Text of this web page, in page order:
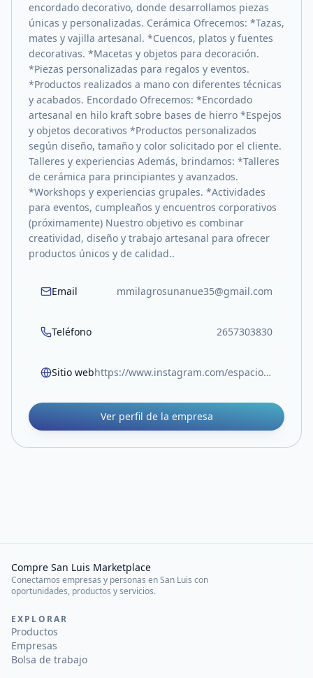
encordado decorativo, donde desarrollamos piezas
únicas y personalizadas. Cerámica Ofrecemos: *Tazas,
mates y vajilla artesanal. *Cuencos, platos y fuentes
decorativas. *Macetas y objetos para decoración.
*Piezas personalizadas para regalos y eventos.
*Productos realizados a mano con diferentes técnicas
y acabados. Encordado Ofrecemos: *Encordado
artesanal en hilo kraft sobre bases de hierro *Espejos
y objetos decorativos *Productos personalizados
según diseño, tamaño y color solicitado por el cliente.
Talleres y experiencias Además, brindamos: *Talleres
de cerámica para principiantes y avanzados.
*Workshops y experiencias grupales. *Actividades
para eventos, cumpleaños y encuentros corporativos
(próximamente) Nuestro objetivo es combinar
creatividad, diseño y trabajo artesanal para ofrecer
productos únicos y de calidad..
Email mmilagrosunanue35@gmail.com
Teléfono 2657303830
Sitio web https://www.instagram.com/espaciocreativojd?igsh=YjJtYmN5eGRuM2Fs
Ver perfil de la empresa
Compre San Luis Marketplace
Conectamos empresas y personas en San Luis con
oportunidades, productos y servicios.
EXPLORAR
Productos
Empresas
Bolsa de trabajo